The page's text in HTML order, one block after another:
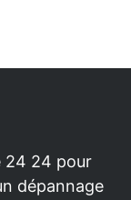
24 24 pour
dépannage